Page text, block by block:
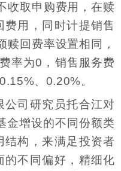
收取申购费用，在赎
费用，同时计提销售
回费率设置相同，
率为0，销售服务费
、0.20%。
公司研究员托合江对
金增设的不同份额类
结构，来满足投资者
的不同偏好，精细化